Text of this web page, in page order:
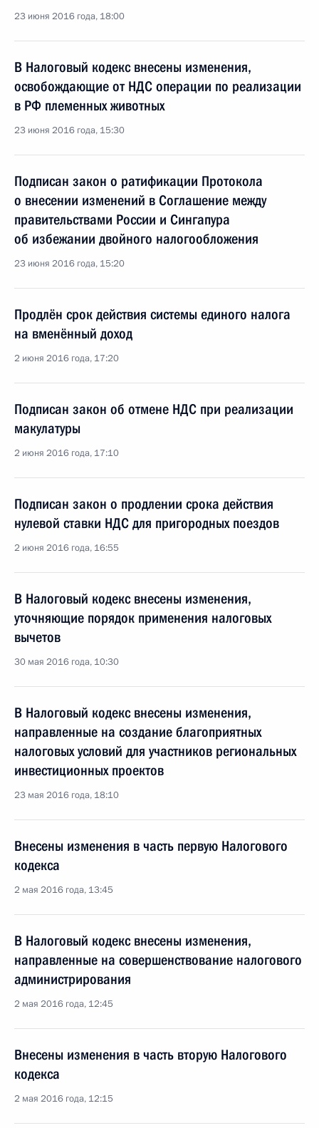
23 июня 2016 года, 18:00
В Налоговый кодекс внесены изменения,
освобождающие от НДС операции по реализации
в РФ племенных животных
23 июня 2016 года, 15:30
Подписан закон о ратификации Протокола
о внесении изменений в Соглашение между
правительствами России и Сингапура
об избежании двойного налогообложения
23 июня 2016 года, 15:20
Продлён срок действия системы единого налога
на вменённый доход
2 июня 2016 года, 17:20
Подписан закон об отмене НДС при реализации
макулатуры
2 июня 2016 года, 17:10
Подписан закон о продлении срока действия
нулевой ставки НДС для пригородных поездов
2 июня 2016 года, 16:55
В Налоговый кодекс внесены изменения,
уточняющие порядок применения налоговых
вычетов
30 мая 2016 года, 10:30
В Налоговый кодекс внесены изменения,
направленные на создание благоприятных
налоговых условий для участников региональных
инвестиционных проектов
23 мая 2016 года, 18:10
Внесены изменения в часть первую Налогового
кодекса
2 мая 2016 года, 13:45
В Налоговый кодекс внесены изменения,
направленные на совершенствование налогового
администрирования
2 мая 2016 года, 12:45
Внесены изменения в часть вторую Налогового
кодекса
2 мая 2016 года, 12:15